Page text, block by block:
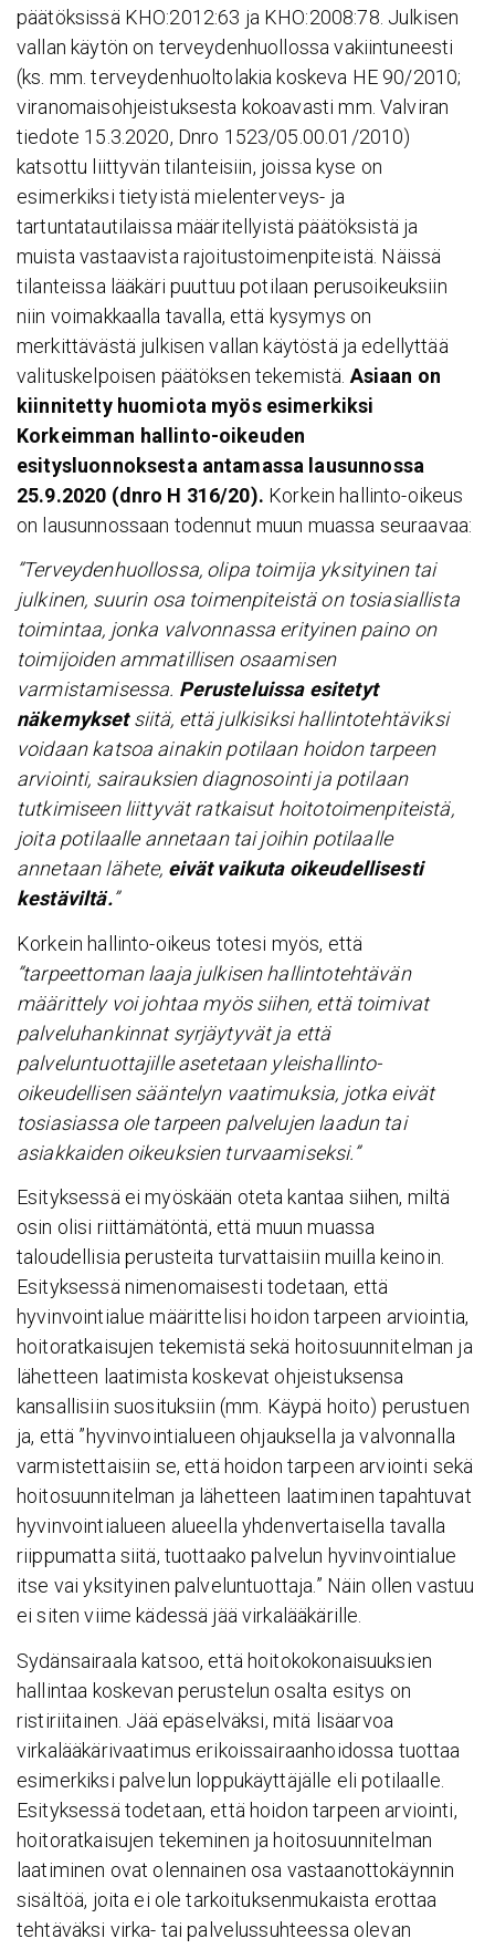
päätöksissä KHO:2012:63 ja KHO:2008:78. Julkisen
vallan käytön on terveydenhuollossa vakiintuneesti
(ks. mm. terveydenhuoltolakia koskeva HE 90/2010;
viranomaisohjeistuksesta kokoavasti mm. Valviran
tiedote 15.3.2020, Dnro 1523/05.00.01/2010)
katsottu liittyvän tilanteisiin, joissa kyse on
esimerkiksi tietyistä mielenterveys- ja
tartuntatautilaissa määritellyistä päätöksistä ja
muista vastaavista rajoitustoimenpiteistä. Näissä
tilanteissa lääkäri puuttuu potilaan perusoikeuksiin
niin voimakkaalla tavalla, että kysymys on
merkittävästä julkisen vallan käytöstä ja edellyttää
valituskelpoisen päätöksen tekemistä. Asiaan on
kiinnitetty huomiota myös esimerkiksi
Korkeimman hallinto-oikeuden
esitysluonnoksesta antamassa lausunnossa
25.9.2020 (dnro H 316/20). Korkein hallinto-oikeus
on lausunnossaan todennut muun muassa seuraavaa:
”Terveydenhuollossa, olipa toimija yksityinen tai
julkinen, suurin osa toimenpiteistä on tosiasiallista
toimintaa, jonka valvonnassa erityinen paino on
toimijoiden ammatillisen osaamisen
varmistamisessa. Perusteluissa esitetyt
näkemyksetsiitä, että julkisiksi hallintotehtäviksi
voidaan katsoa ainakin potilaan hoidon tarpeen
arviointi, sairauksien diagnosointi ja potilaan
tutkimiseen liittyvät ratkaisut hoitotoimenpiteistä,
joita potilaalle annetaan tai joihin potilaalle
annetaan lähete, eivät vaikuta oikeudellisesti
kestäviltä.”
Korkein hallinto-oikeus totesi myös, että
”tarpeettoman laaja julkisen hallintotehtävän
määrittely voi johtaa myös siihen, että toimivat
palveluhankinnat syrjäytyvät ja että
palveluntuottajille asetetaan yleishallinto-
oikeudellisen sääntelyn vaatimuksia, jotka eivät
tosiasiassa ole tarpeen palvelujen laadun tai
asiakkaiden oikeuksien turvaamiseksi.”
Esityksessä ei myöskään oteta kantaa siihen, miltä
osin olisi riittämätöntä, että muun muassa
taloudellisia perusteita turvattaisiin muilla keinoin.
Esityksessä nimenomaisesti todetaan, että
hyvinvointialue määrittelisi hoidon tarpeen arviointia,
hoitoratkaisujen tekemistä sekä hoitosuunnitelman ja
lähetteen laatimista koskevat ohjeistuksensa
kansallisiin suosituksiin (mm. Käypä hoito) perustuen
ja, että ”hyvinvointialueen ohjauksella ja valvonnalla
varmistettaisiin se, että hoidon tarpeen arviointi sekä
hoitosuunnitelman ja lähetteen laatiminen tapahtuvat
hyvinvointialueen alueella yhdenvertaisella tavalla
riippumatta siitä, tuottaako palvelun hyvinvointialue
itse vai yksityinen palveluntuottaja.” Näin ollen vastuu
ei siten viime kädessä jää virkalääkärille.
Sydänsairaala katsoo, että hoitokokonaisuuksien
hallintaa koskevan perustelun osalta esitys on
ristiriitainen. Jää epäselväksi, mitä lisäarvoa
virkalääkärivaatimus erikoissairaanhoidossa tuottaa
esimerkiksi palvelun loppukäyttäjälle eli potilaalle.
Esityksessä todetaan, että hoidon tarpeen arviointi,
hoitoratkaisujen tekeminen ja hoitosuunnitelman
laatiminen ovat olennainen osa vastaanottokäynnin
sisältöä, joita ei ole tarkoituksenmukaista erottaa
tehtäväksi virka- tai palvelussuhteessa olevan